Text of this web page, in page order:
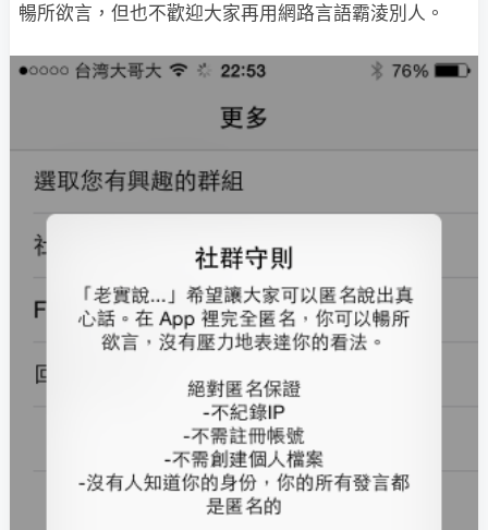
暢所欲言，但也不歡迎大家再用網路言語霸淩別人。